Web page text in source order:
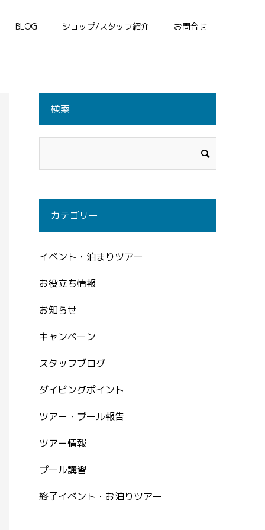
BLOG ショップ/スタッフ紹介 お問合せ
検索
カテゴリー
イベント・泊まりツアー
お役立ち情報
お知らせ
キャンペーン
スタッフブログ
ダイビングポイント
ツアー・プール報告
ツアー情報
プール講習
終了イベント・お泊りツアー